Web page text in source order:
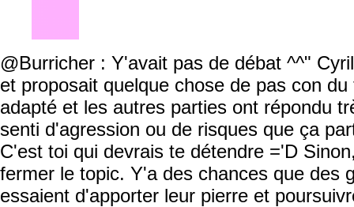
@Burricher : Y'avait pas de débat ^^"
et proposait quelque chose de pas con
adapté et les autres parties ont répondu
senti d'agression ou de risques que ça
C'est toi qui devrais te détendre ='D
fermer le topic. Y'a des chances que des
essaient d'apporter leur pierre et